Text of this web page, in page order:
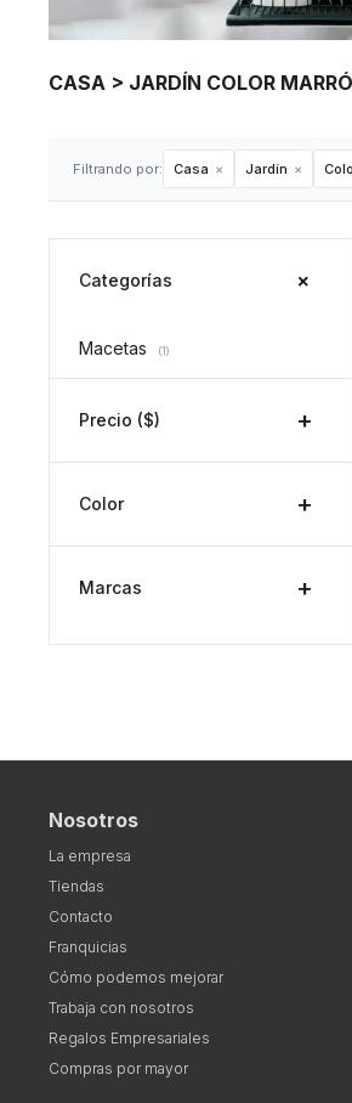
CASA > JARDÍN COLOR
Filtrando por: Casa Jardín
Categorías
Macetas (1)
Precio ($)
Color
Marcas
Nosotros
La empresa
Tiendas
Contacto
Franquicias
Cómo podemos mejorar
Trabaja con nosotros
Regalos Empresariales
Compras por mayor